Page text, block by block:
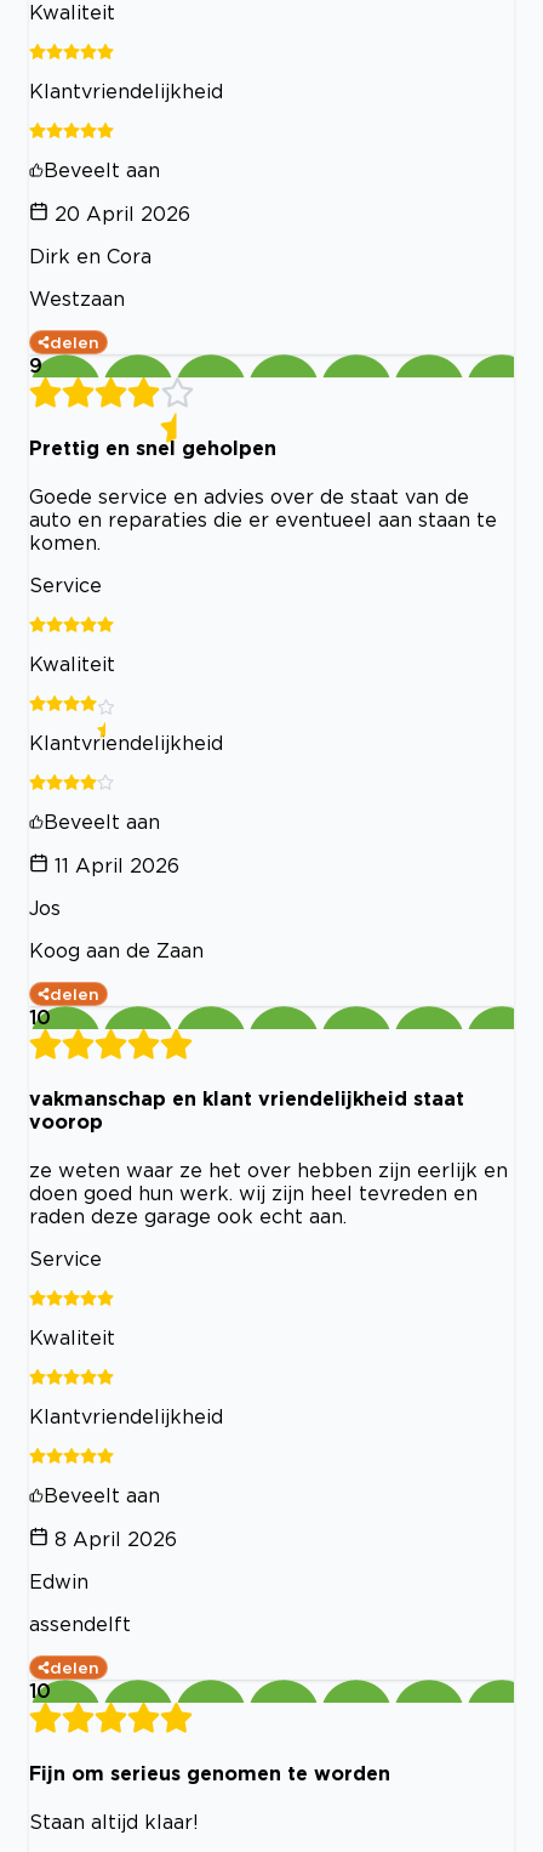
Kwaliteit
Klantvriendelijkheid
Beveelt aan
20 April 2026
Dirk en Cora
Westzaan
delen
9
Prettig en snel geholpen
Goede service en advies over de staat van de
auto en reparaties die er eventueel aan staan te
komen.
Service
Kwaliteit
Klantvriendelijkheid
Beveelt aan
11 April 2026
Jos
Koog aan de Zaan
delen
10
vakmanschap en klant vriendelijkheid staat
voorop
ze weten waar ze het over hebben zijn eerlijk en
doen goed hun werk. wij zijn heel tevreden en
raden deze garage ook echt aan.
Service
Kwaliteit
Klantvriendelijkheid
Beveelt aan
8 April 2026
Edwin
assendelft
delen
10
Fijn om serieus genomen te worden
Staan altijd klaar!